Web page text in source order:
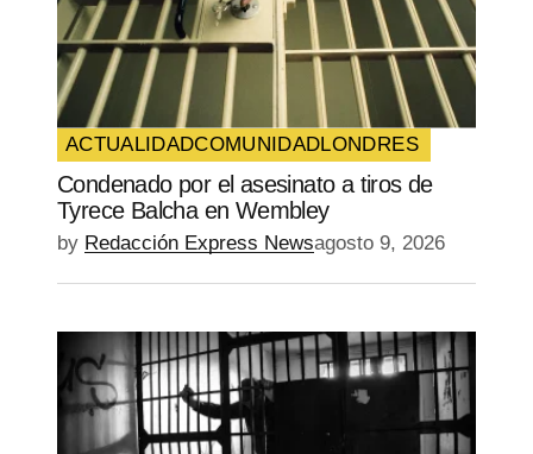
Your E-mail *
Guarda mi nombre, correo electrónico y
web en este navegador para la próxima
vez que comente.
SUBMIT COMMENT
ACTUALIDADCOMUNIDADLONDRES
Condenado por el asesinato a tiros de
Tyrece Balcha en Wembley
by Redacción Express Newsagosto 9, 2026